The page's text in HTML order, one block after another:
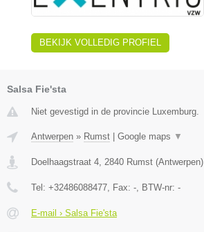
BEKIJK VOLLEDIG PROFIEL
Salsa Fie'sta
Niet gevestigd in de provincie Luxemburg.
Antwerpen » Rumst Google maps ▼
Doelhaagstraat 4 2840 Rumst (Antwerpen)
Tel: +32486088477 , Fax: - , BTW-nr: -
E-mail › Salsa Fie'sta